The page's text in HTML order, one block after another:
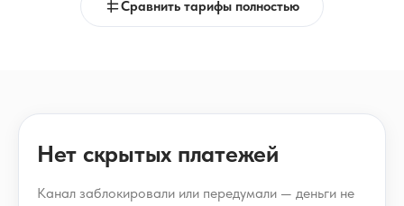
Сравнить тарифы полностью
Нет скрытых платежей
Канал заблокировали или передумали — деньги не